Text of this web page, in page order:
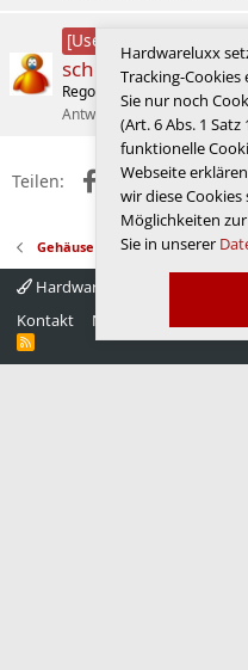
[User-Review]
schön oder auch
Rego123
Wasserkühlung
Antworten
22.02.2026
Teilen: FacebookX (Twitter)
Reddit
Gehäuse
Hardwareluxx 4.0
Kontakt
Nutzungsbedingungen
R
Hardwareluxx
Tracking-
Sie nur noch
(Art. 6 Abs. 1 Satz
funktionelle
Webseite
wir diese
Möglichkeiten
Sie in unserer